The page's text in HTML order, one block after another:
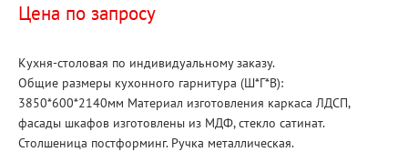
Цена по запросу
Кухня-столовая по индивидуальному заказу.
Общие размеры кухонного гарнитура (Ш*Г*В):
3850*600*2140мм Материал изготовления каркаса ЛДСП,
фасады шкафов изготовлены из МДФ, стекло сатинат.
Столшеница постформинг. Ручка металлическая.